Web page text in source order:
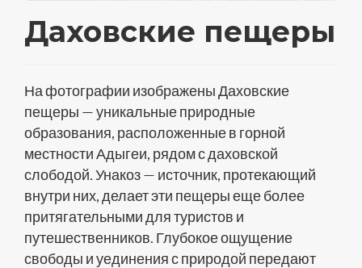
Даховские пещеры
На фотографии изображены Даховские
пещеры — уникальные природные
образования, расположенные в горной
местности Адыгеи, рядом с даховской
слободой. Унакоз — источник, протекающий
внутри них, делает эти пещеры еще более
притягательными для туристов и
путешественников. Глубокое ощущение
свободы и уединения с природой передают